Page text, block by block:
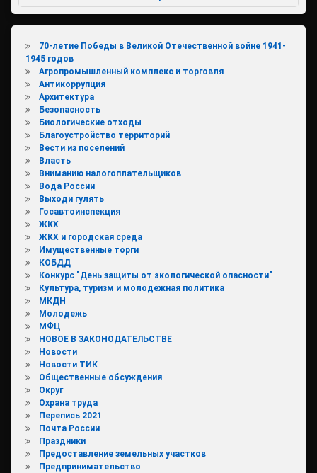
70-летие Победы в Великой Отечественной войне 1941-
1945 годов
Агропромышленный комплекс и торговля
Антикоррупция
Архитектура
Безопасность
Биологические отходы
Благоустройство территорий
Вести из поселений
Власть
Вниманию налогоплательщиков
Вода России
Выходи гулять
Госавтоинспекция
ЖКХ
ЖКХ и городская среда
Имущественные торги
КОБДД
Конкурс "День защиты от экологической опасности"
Культура, туризм и молодежная политика
МКДН
Молодежь
МФЦ
НОВОЕ В ЗАКОНОДАТЕЛЬСТВЕ
Новости
Новости ТИК
Общественные обсуждения
Округ
Охрана труда
Перепись 2021
Почта России
Праздники
Предоставление земельных участков
Предпринимательство